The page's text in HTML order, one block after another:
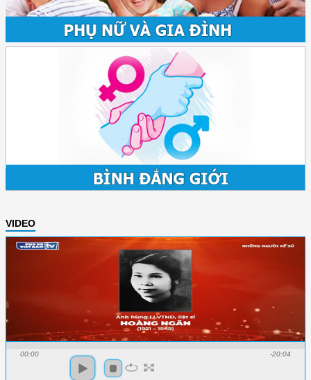
VIDEO
00:00 -20:04